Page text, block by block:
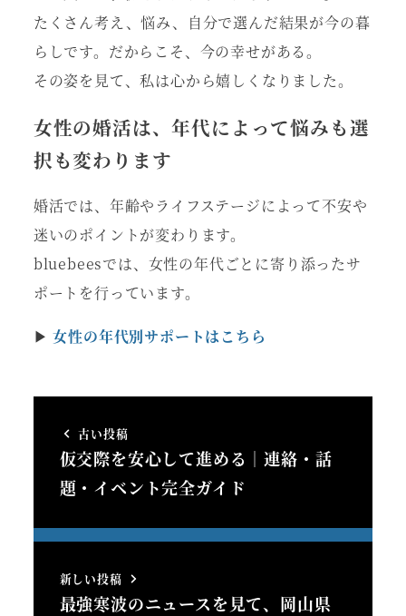
たくさん考え、悩み、自分で選んだ結果が今の暮
らしです。だからこそ、今の幸せがある。
その姿を見て、私は心から嬉しくなりました。
女性の婚活は、年代によって悩みも選
択も変わります
婚活では、年齢やライフステージによって不安や
迷いのポイントが変わります。
bluebeesでは、女性の年代ごとに寄り添ったサ
ポートを行っています。
▶︎女性の年代別サポートはこちら
古い投稿
仮交際を安心して進める｜連絡・話
題・イベント完全ガイド
新しい投稿
最強寒波のニュースを見て、岡山県